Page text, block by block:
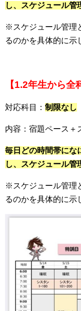
し、スケジュール管
※スケジュール管理
るのかを具体的に示
【1.2年生から全
対応科目： 制限なし
内容：宿題ペース＋
毎日どの時間帯にな
し、スケジュール管
※スケジュール管理
るのかを具体的に示